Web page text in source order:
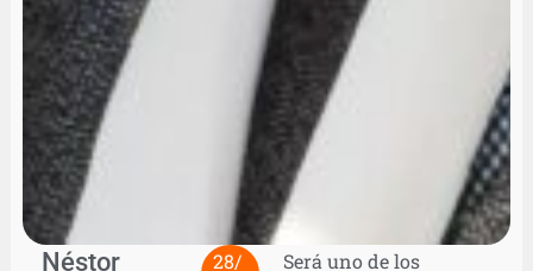
Néstor
28/
Será uno de los